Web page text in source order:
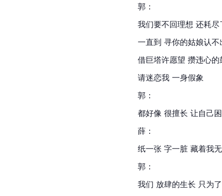
郭：
我们要不回理想 还耗尽
一直到 寻你的姑娘认
借巨塔许愿望 攒违心的
请迷恋我 一身假象
郭：
都好像 很擅长 让自己
薛：
纸一张 字一脏 藏着我
郭：
我们 放肆的生长 只为